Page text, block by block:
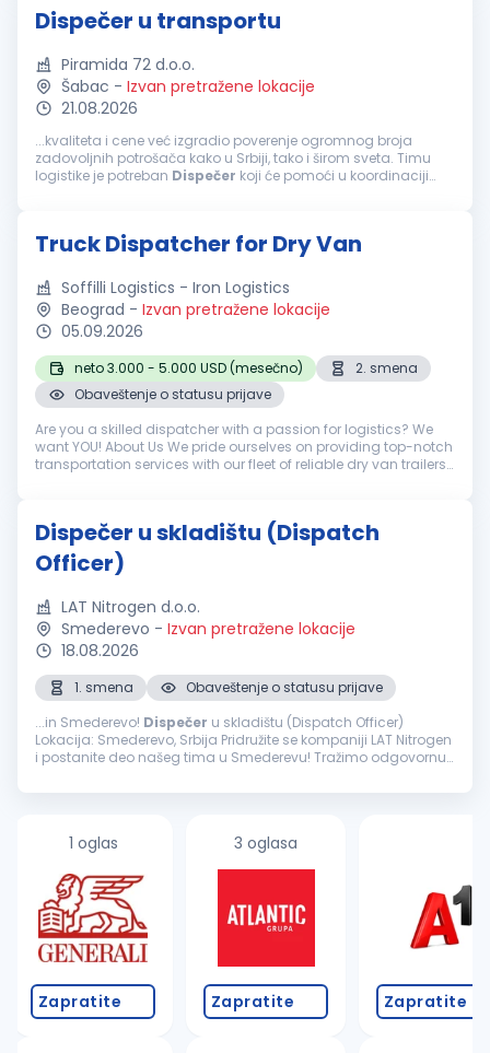
Dispečer u transportu
Piramida 72 d.o.o.
Šabac - Izvan pretražene lokacije
21.08.2026
...kvaliteta i cene već izgradio poverenje ogromnog broja
zadovoljnih potrošača kako u Srbiji, tako i širom sveta. Timu
logistike je potreban Dispečer koji će pomoći u koordinaciji
Truck Dispatcher for Dry Van
Soffilli Logistics - Iron Logistics
Beograd - Izvan pretražene lokacije
05.09.2026
neto 3.000 - 5.000 USD (mesečno)
2. smena
Obaveštenje o statusu prijave
Are you a skilled dispatcher with a passion for logistics? We
want YOU! About Us We pride ourselves on providing top-notch
transportation services with our fleet of reliable dry van trailers.
Dispečer u skladištu (Dispatch
Officer)
LAT Nitrogen d.o.o.
Smederevo - Izvan pretražene lokacije
18.08.2026
1. smena
Obaveštenje o statusu prijave
...in Smederevo! Dispečer u skladištu (Dispatch Officer)
Lokacija: Smederevo, Srbija Pridružite se kompaniji LAT Nitrogen
i postanite deo našeg tima u Smederevu! Tražimo odgovornu i
će koordinisati...
1 oglas
Zapratite
3 oglasa
Zapratite Zapratite